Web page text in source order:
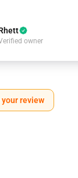
owner
your review